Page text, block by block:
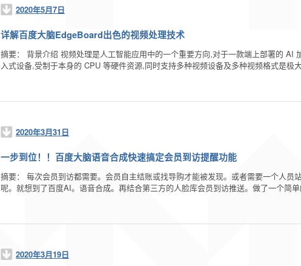
2020年5月7日
详解百度大脑EdgeBoard出色的视频处理技术
摘要： 背景介绍 视频处理是人工智能应用中的一个重要方向,对于一款端上部署的
入式设备,受制于本身的 CPU 等硬件资源,同时支持多种视频设备及多种视频格式是极
2020年3月31日
一步到位！！百度大脑语音合成快速搞定会员到访提醒功能
摘要： 每次会员到访都需要。会员自主结账或找导购才能被发现。或者需要一个人
呢。就想到了百度AI。语音合成。再结合第三方的人脸库会员到访推送。做了一个简
2020年3月19日